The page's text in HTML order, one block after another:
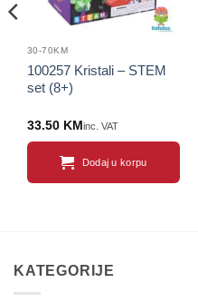
30-70KM
100257 Kristali – STEM
set (8+)
33.50 KM inc. VAT
Dodaj u korpu
KATEGORIJE